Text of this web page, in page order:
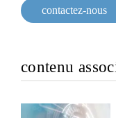
contactez-nous
contenu